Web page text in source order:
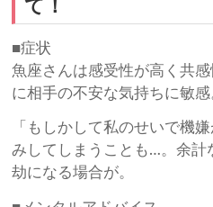
て！
■症状
魚座さんは感受性が高く共
に相手の不安な気持ちに敏感
「もしかして私のせいで機
みしてしまうことも…。余計
劫になる場合が。